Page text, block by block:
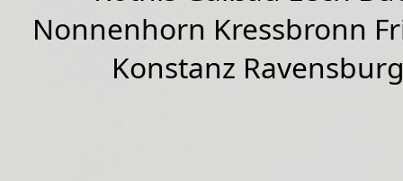
Nonnenhorn Kressbronn
Konstanz